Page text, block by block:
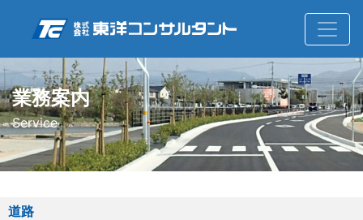
業務案内
Service
道路